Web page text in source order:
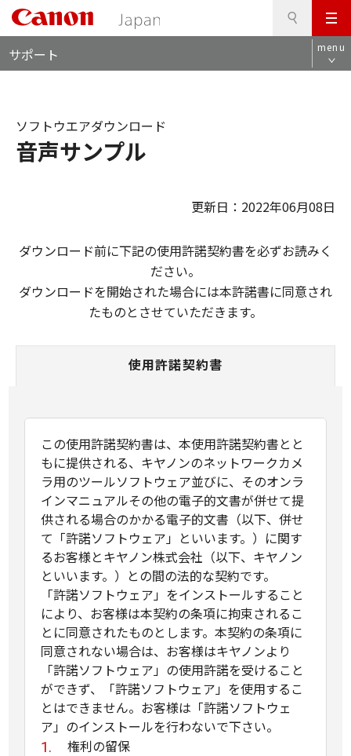
メ
ニ
ュ
サポート menu
音声サンプル
ソフトウエアダウンロード
更新日：2022年06月08日
ダウンロード前に下記の使用許諾契約書を必ずお読みく
ださい。
ダウンロードを開始された場合には本許諾書に同意され
たものとさせていただきます。
使用許諾契約書
この使用許諾契約書は、本使用許諾契約書とと
もに提供される、キヤノンのネットワークカメ
ラ用のツールソフトウェア並びに、そのオンラ
インマニュアルその他の電子的文書が併せて提
供される場合のかかる電子的文書（以下、併せ
て「許諾ソフトウェア」といいます。）に関す
るお客様とキヤノン株式会社（以下、キヤノン
といいます。）との間の法的な契約です。
「許諾ソフトウェア」をインストールすること
により、お客様は本契約の条項に拘束されるこ
とに同意されたものとします。本契約の条項に
同意されない場合は、お客様はキヤノンより
「許諾ソフトウェア」の使用許諾を受けること
ができず、「許諾ソフトウェア」を使用するこ
とはできません。お客様は「許諾ソフトウェ
ア」のインストールを行わないで下さい。
権利の留保